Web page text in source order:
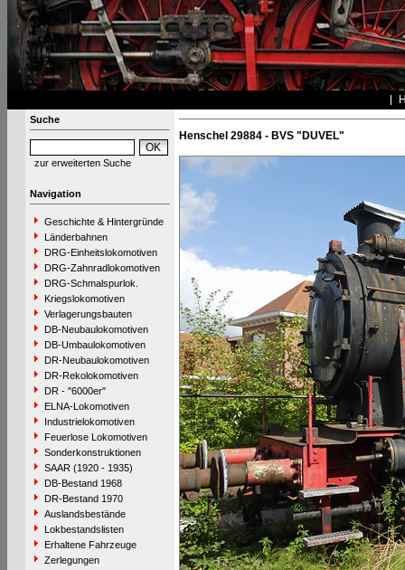
Suche
zur erweiterten Suche
Navigation
Geschichte & Hintergründe
Länderbahnen
DRG-Einheitslokomotiven
DRG-Zahnradlokomotiven
DRG-Schmalspurlok.
Kriegslokomotiven
Verlagerungsbauten
DB-Neubaulokomotiven
DB-Umbaulokomotiven
DR-Neubaulokomotiven
DR-Rekolokomotiven
DR - "6000er"
ELNA-Lokomotiven
Industrielokomotiven
Feuerlose Lokomotiven
Sonderkonstruktionen
SAAR (1920 - 1935)
DB-Bestand 1968
DR-Bestand 1970
Auslandsbestände
Lokbestandslisten
Erhaltene Fahrzeuge
Zerlegungen
Henschel 29884 - BVS "DUVEL"